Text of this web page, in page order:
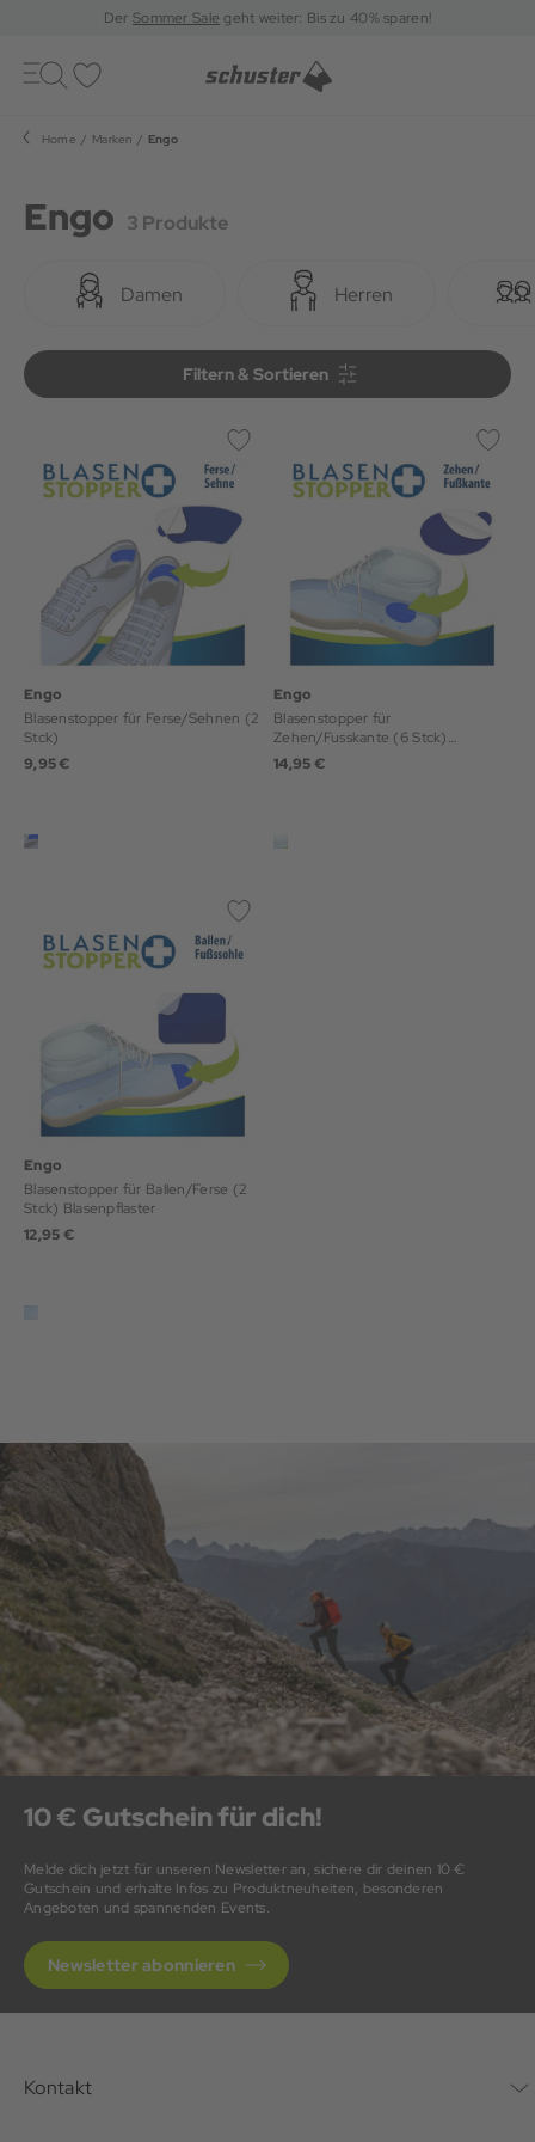
DerSommer Sale geht weiter: Bis zu 40% sparen!
Toggle
navigation
Home Marken Engo
Engo 3 Produkte
Damen Herren
Filtern & Sortieren
Filtern & Sortieren
Engo
Blasenstopper für Ferse/Sehnen (2
Stck)
9,95 €
Engo
Blasenstopper für
Zehen/Fusskante (6 Stck)
Blasenpflaster
14,95 €
Engo
Blasenstopper für Ballen/Ferse (2
Stck) Blasenpflaster
12,95 €
10 € Gutschein für dich!
Melde dich jetzt für unseren Newsletter an, sichere dir deinen 10 €
Gutschein und erhalte Infos zu Produktneuheiten, besonderen
Angeboten und spannenden Events.
Newsletter abonnieren
Kontakt